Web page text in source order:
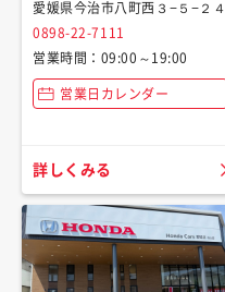
愛媛県今治市八町西３−５−２４
0898-22-7111
営業時間：09:00～19:00
営業日カレンダー
詳しくみる